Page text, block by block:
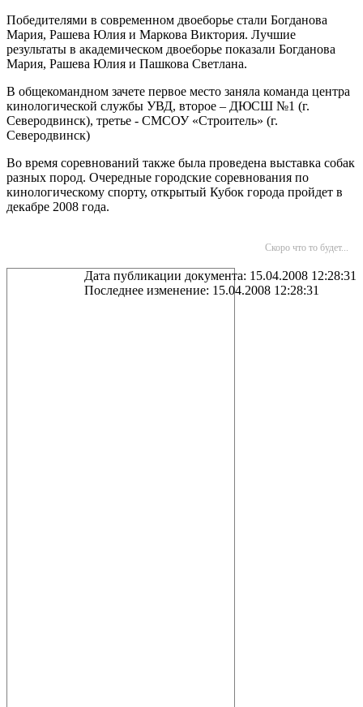
Победителями в современном двоеборье стали Богданова
Мария, Рашева Юлия и Маркова Виктория. Лучшие
результаты в академическом двоеборье показали Богданова
Мария, Рашева Юлия и Пашкова Светлана.
В общекомандном зачете первое место заняла команда центра
кинологической службы УВД, второе – ДЮСШ №1 (г.
Северодвинск), третье - СМСОУ «Строитель» (г.
Северодвинск)
Во время соревнований также была проведена выставка собак
разных пород. Очередные городские соревнования по
кинологическому спорту, открытый Кубок города пройдет в
декабре 2008 года.
Скоро что то будет...
Дата публикации документа: 15.04.2008 12:28:31
Последнее изменение: 15.04.2008 12:28:31